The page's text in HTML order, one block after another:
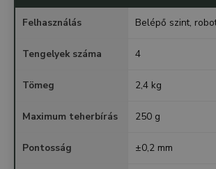
Felhasználás Belépő szint,
Tengelyek száma 4
Tömeg 2,4 kg
Maximum teherbírás 250 g
Pontosság ±0,2 mm